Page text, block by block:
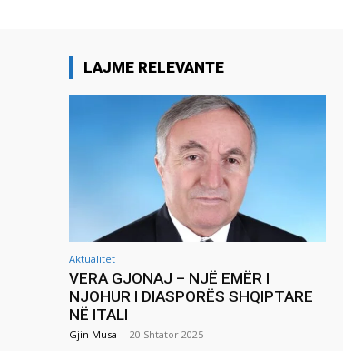
LAJME RELEVANTE
Aktualitet
VERA GJONAJ – NJË EMËR I
NJOHUR I DIASPORËS SHQIPTARE
NË ITALI
Gjin Musa - 20 Shtator 2025